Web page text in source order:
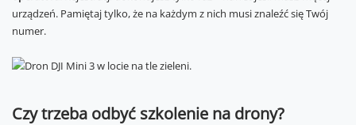
urządzeń. Pamiętaj tylko, że na każdym z nich musi znaleźć się Twój
numer.
Czy trzeba odbyć szkolenie na drony?